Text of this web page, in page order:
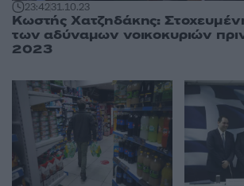
23:4231.10.23
Κωστής Χατζηδάκης:
των αδύναμων νοικοκυριών
2023